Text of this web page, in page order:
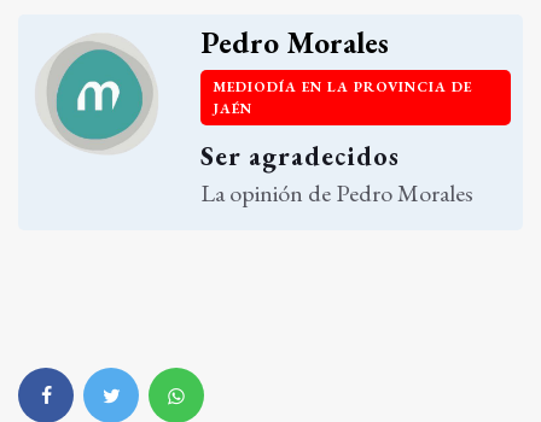
Pedro Morales
MEDIODÍA EN LA PROVINCIA DE
JAÉN
Ser agradecidos
La opinión de Pedro Morales